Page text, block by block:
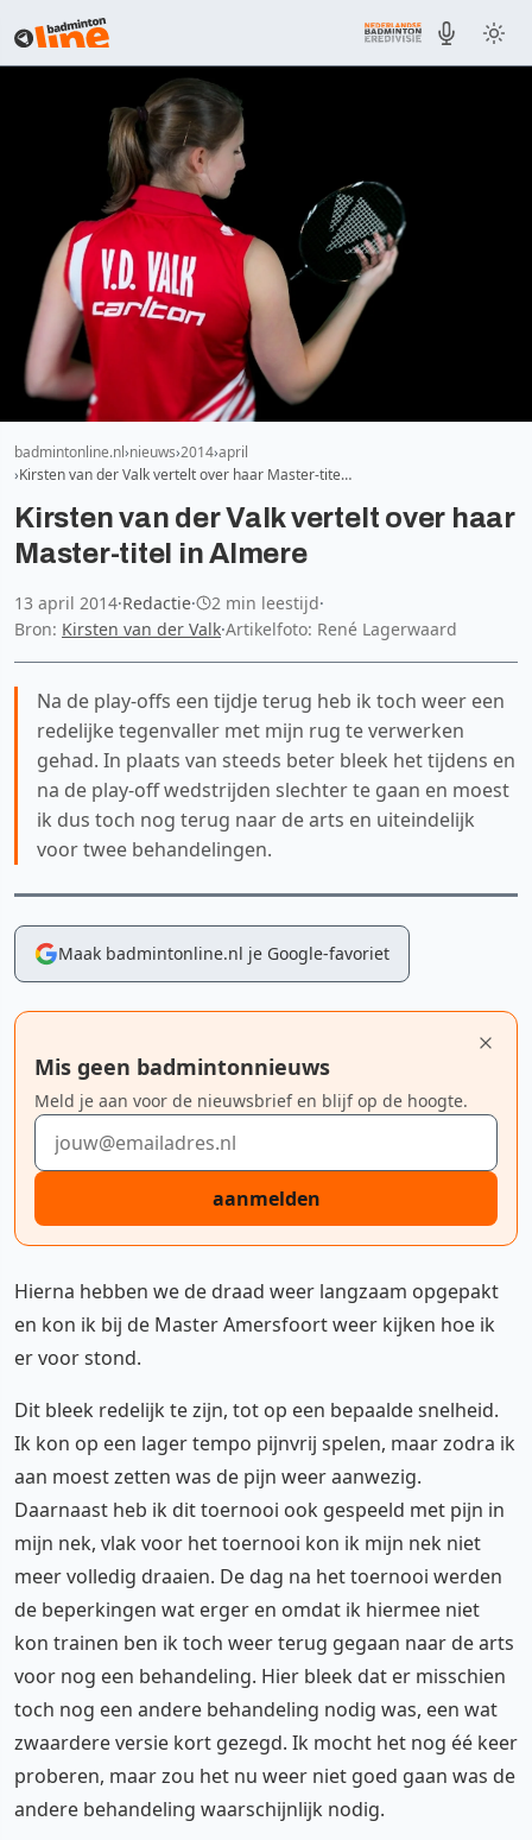
badmintonline.nl nieuws 2014 april
Kirsten van der Valk vertelt over haar Master-tite…
Kirsten van der Valk vertelt over haar
Master-titel in Almere
13 april 2014·Redactie· 2 min leestijd·
Bron: Kirsten van der Valk·Artikelfoto: René Lagerwaard
Na de play-offs een tijdje terug heb ik toch weer een
redelijke tegenvaller met mijn rug te verwerken
gehad. In plaats van steeds beter bleek het tijdens en
na de play-off wedstrijden slechter te gaan en moest
ik dus toch nog terug naar de arts en uiteindelijk
voor twee behandelingen.
Maak badmintonline.nl je Google-favoriet
Mis geen badmintonnieuws
Meld je aan voor de nieuwsbrief en blijf op de hoogte.
E-mailadres
aanmelden
Hierna hebben we de draad weer langzaam opgepakt
en kon ik bij de Master Amersfoort weer kijken hoe ik
er voor stond.
Dit bleek redelijk te zijn, tot op een bepaalde snelheid.
Ik kon op een lager tempo pijnvrij spelen, maar zodra ik
aan moest zetten was de pijn weer aanwezig.
Daarnaast heb ik dit toernooi ook gespeeld met pijn in
mijn nek, vlak voor het toernooi kon ik mijn nek niet
meer volledig draaien. De dag na het toernooi werden
de beperkingen wat erger en omdat ik hiermee niet
kon trainen ben ik toch weer terug gegaan naar de arts
voor nog een behandeling. Hier bleek dat er misschien
toch nog een andere behandeling nodig was, een wat
zwaardere versie kort gezegd. Ik mocht het nog éé keer
proberen, maar zou het nu weer niet goed gaan was de
andere behandeling waarschijnlijk nodig.